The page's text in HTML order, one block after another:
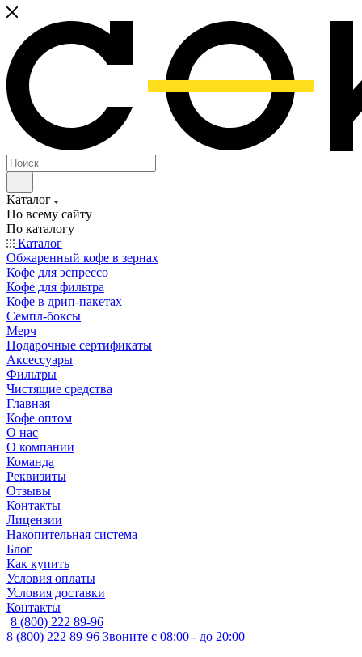
Каталог
По всему сайту
По каталогу
Каталог
Обжаренный кофе в зернах
Кофе для эспрессо
Кофе для фильтра
Кофе в дрип-пакетах
Семпл-боксы
Мерч
Подарочные сертификаты
Аксессуары
Фильтры
Чистящие средства
Главная
Кофе оптом
О нас
О компании
Команда
Реквизиты
Отзывы
Контакты
Лицензии
Накопительная система
Блог
Как купить
Условия оплаты
Условия доставки
Контакты
8 (800) 222 89-96
8 (800) 222 89-96 Звоните с 08:00 - до 20:00